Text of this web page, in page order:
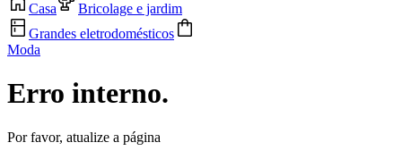
Casa
Bricolage e jardim
Grandes eletrodomésticos
Moda
Erro interno.
Por favor, atualize a página